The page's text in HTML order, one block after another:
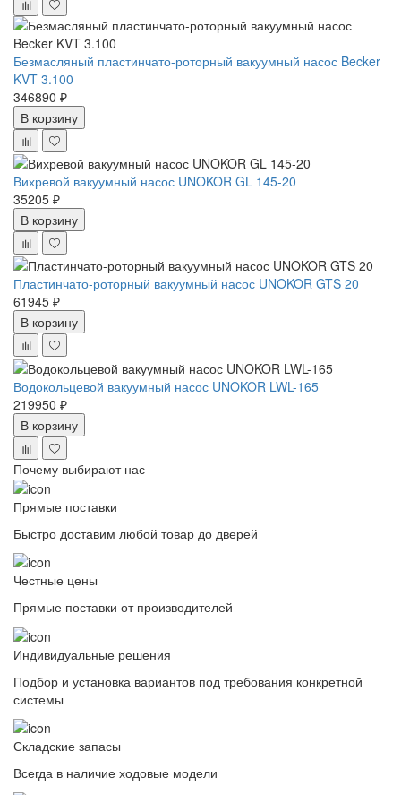
Безмасляный пластинчато-роторный вакуумный насос Becker
KVT 3.100
346890 ₽
В корзину
Вихревой вакуумный насос UNOKOR GL 145-20
35205 ₽
В корзину
Пластинчато-роторный вакуумный насос UNOKOR GTS 20
61945 ₽
В корзину
Водокольцевой вакуумный насос UNOKOR LWL-165
219950 ₽
В корзину
Почему выбирают нас
Прямые поставки
Быстро доставим любой товар до дверей
Честные цены
Прямые поставки от производителей
Индивидуальные решения
Подбор и установка вариантов под требования конкретной
системы
Складские запасы
Всегда в наличие ходовые модели